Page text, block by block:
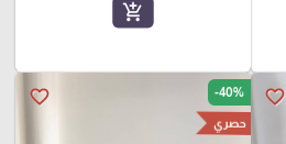
add_shopping_cart
favorite_border
favorite_border -40%
حصري